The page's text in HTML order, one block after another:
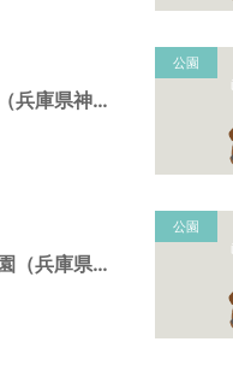
キーナの森（兵庫県神戸市）
公園
北野町中公園（兵庫県神戸市）
公園